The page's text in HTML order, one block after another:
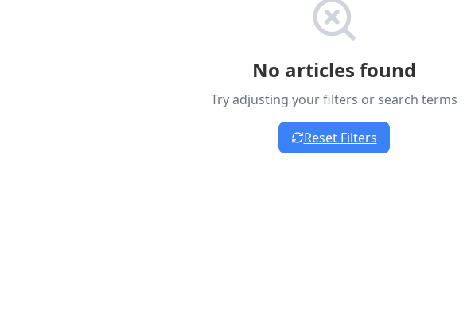
No articles found
Try adjusting your filters or search terms
Reset Filters